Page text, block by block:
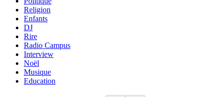
Religion
Enfants
DJ
Rire
Radio Campus
Interview
Noël
Musique
Education